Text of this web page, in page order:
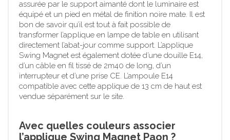
assurée par le support aimanté dont le luminaire est
équipé et un pied en métal de finition noire mate. Il est
bon de savoir qu’il est tout à fait possible de
transformer l’applique en lampe de table en utilisant
directement l’abat-jour comme support. L’applique
Swing Magnet est également dotée d’une douille E14,
d’un câble en fil tissé de 2m40 de long, d’un
interrupteur et d’une prise CE. L’ampoule E14
compatible avec cette applique de 13 cm de haut est
vendue séparément sur le site.
Avec quelles couleurs associer
l’applique Swing Magnet Paon ?